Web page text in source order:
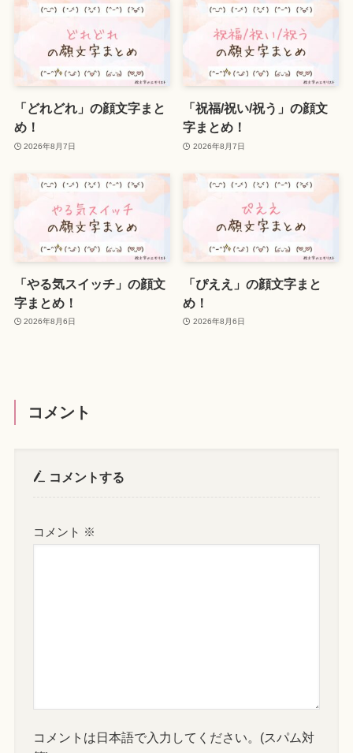
「どれどれ」の顔文字まと
め！
2026年8月7日
「祝福/祝い/祝う」の顔文
字まとめ！
2026年8月7日
「やる気スイッチ」の顔文
字まとめ！
2026年8月6日
「ぴええ」の顔文字まと
め！
2026年8月6日
コメント
コメントする
コメント ※
コメントは日本語で入力してください。(スパム対